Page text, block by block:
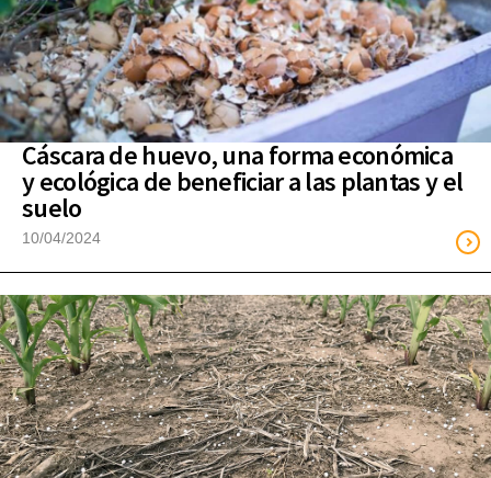
Cáscara de huevo, una forma económica
y ecológica de beneficiar a las plantas y el
suelo
10/04/2024